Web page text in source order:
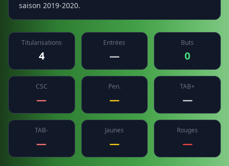
saison 2019-2020.
Titularisations
4
Entrées
—
Buts
0
CSC
—
Pen.
—
TAB+
—
TAB-
—
Jaunes
—
Rouges
—